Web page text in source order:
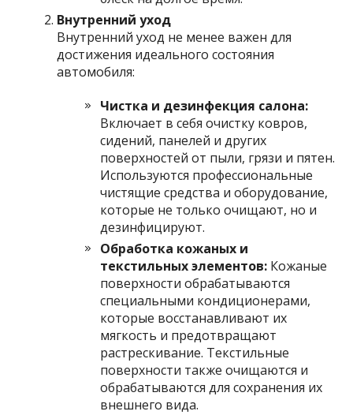
Внутренний уход
Внутренний уход не менее важен для
достижения идеального состояния
автомобиля:
Чистка и дезинфекция салона:
Включает в себя очистку ковров,
сидений, панелей и других
поверхностей от пыли, грязи и пятен.
Используются профессиональные
чистящие средства и оборудование,
которые не только очищают, но и
дезинфицируют.
Обработка кожаных и
текстильных элементов: Кожаные
поверхности обрабатываются
специальными кондиционерами,
которые восстанавливают их
мягкость и предотвращают
растрескивание. Текстильные
поверхности также очищаются и
обрабатываются для сохранения их
внешнего вида.